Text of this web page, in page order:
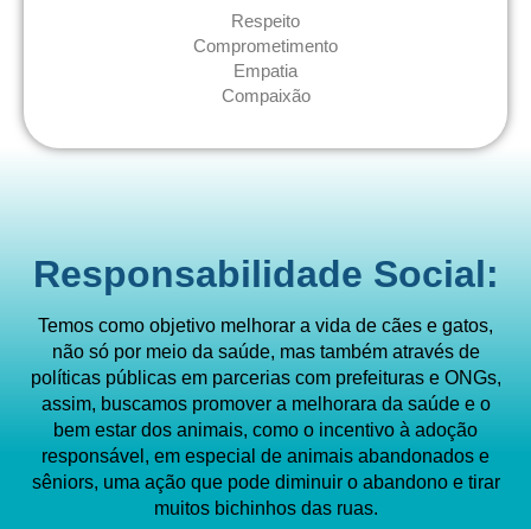
Respeito
Comprometimento
Empatia
Compaixão
Responsabilidade Social:
Temos como objetivo melhorar a vida de cães e gatos,
não só por meio da saúde, mas também através de
políticas públicas em parcerias com prefeituras e ONGs,
assim, buscamos promover a melhorara da saúde e o
bem estar dos animais, como o incentivo à adoção
responsável, em especial de animais abandonados e
sêniors, uma ação que pode diminuir o abandono e tirar
muitos bichinhos das ruas.